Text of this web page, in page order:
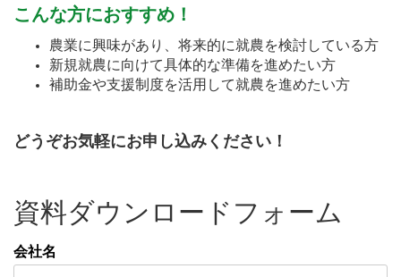
こんな方におすすめ！
農業に興味があり、将来的に就農を検討している方
新規就農に向けて具体的な準備を進めたい方
補助金や支援制度を活用して就農を進めたい方
どうぞお気軽にお申し込みください！
資料ダウンロードフォーム
会社名